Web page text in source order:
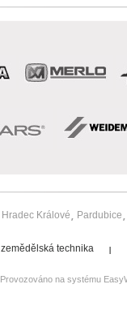
Hradec Králové Pardubice
zemědělská technika
Provozováno na systému